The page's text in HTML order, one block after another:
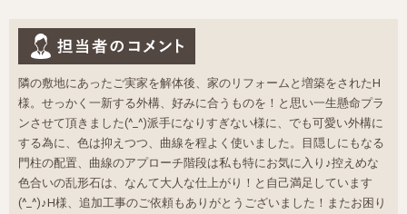
隣の敷地にあったご実家を解体後、家のリフォームと増築をされたH
様。せっかく一新する外構、好みに合うものを！と思い一生懸命プラ
ンさせて頂きました(^_^)派手になりすぎない様に、でも可愛い外構に
する為に、色は抑えつつ、曲線を程よく使いました。目隠しにもなる
門柱の配置、曲線のアプローチ階段は私も特にお気に入り♪控えめな
色合いの乱形石は、なんて大人な仕上がり！と自己満足しています
(^_^)♪H様、追加工事のご依頼もありがとうございました！またお困り